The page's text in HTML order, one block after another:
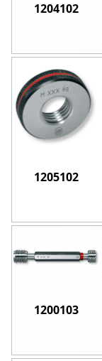
1204102
1205102
1200103